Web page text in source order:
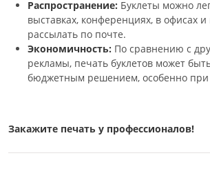
Распространение: Буклеты можно
выставках, конференциях, в офисах и
рассылать по почте.
Экономичность: По сравнению с
рекламы, печать буклетов может
бюджетным решением, особенно при
Закажите печать у профессионалов!